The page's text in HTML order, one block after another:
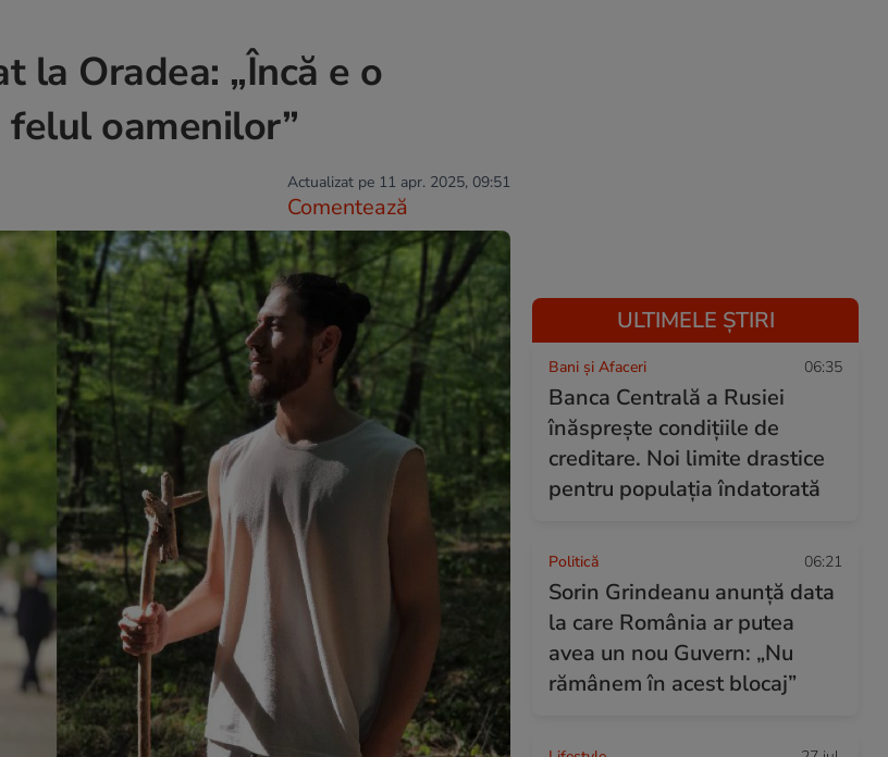
la Oradea: „Încă e o
felul oamenilor”
Actualizat pe 11 apr. 2025, 09:51
Comentează
ULTIMELE ȘTIRI
Bani și Afaceri 06:35
Banca Centrală a Rusiei
înăsprește condițiile de
creditare. Noi limite drastice
pentru populația îndatorată
Politică 06:21
Sorin Grindeanu anunță data
la care România ar putea
avea un nou Guvern: „Nu
rămânem în acest blocaj”